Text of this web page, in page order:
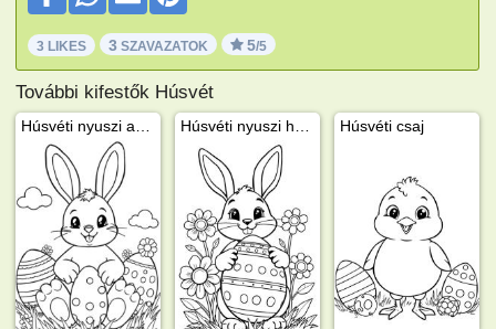
3 LIKES 3 SZAVAZATOK 5/5
További kifestők Húsvét
Húsvéti csaj